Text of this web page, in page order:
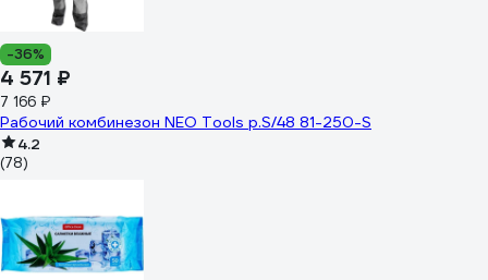
-36%
4 571 ₽
7 166 ₽
Рабочий комбинезон NEO Tools p.S/48 81-250-S
4.2
(78)